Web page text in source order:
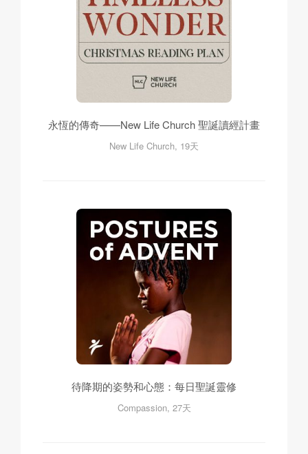
永恆的傳奇——New Life Church 聖誕讀經計畫
New Life Church, 19天
待降期的姿勢和心態：每日聖誕靈修
Compassion, 27天